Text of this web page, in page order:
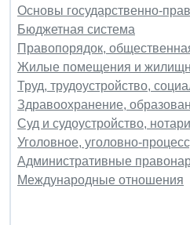
Основы государственно-
Бюджетная система
Правопорядок,
Жилые помещения и
Труд, трудоустройство,
Здравоохранение,
Суд и судоустройство,
Уголовное, уголовно-
Административные
Международные отношения